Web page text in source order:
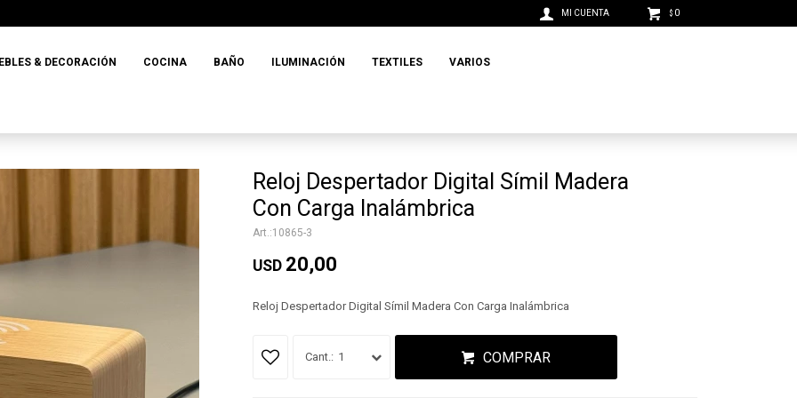
& DECORACIÓN COCINA BAÑO ILUMINACIÓN TEXTILES VARIOS
$ 0
Reloj Despertador Digital Símil Madera
Con Carga Inalámbrica
10865-3
USD 20,00
Reloj Despertador Digital Símil Madera Con Carga Inalámbrica
1 COMPRAR